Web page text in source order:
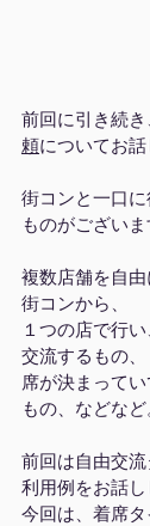
前回に引き続き
頼についてお話
街コンと一口
ものがございま
複数店舗を自
街コンから、
１つの店で行
交流するもの、
席が決まって
もの、などなど
前回は自由交
利用例をお話し
今回は、着席